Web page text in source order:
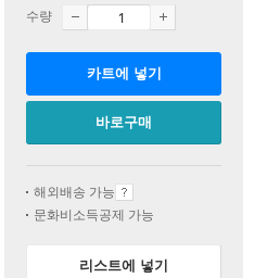
수량
카트에 넣기
바로구매
해외배송 가능
문화비소득공제 가능
리스트에 넣기